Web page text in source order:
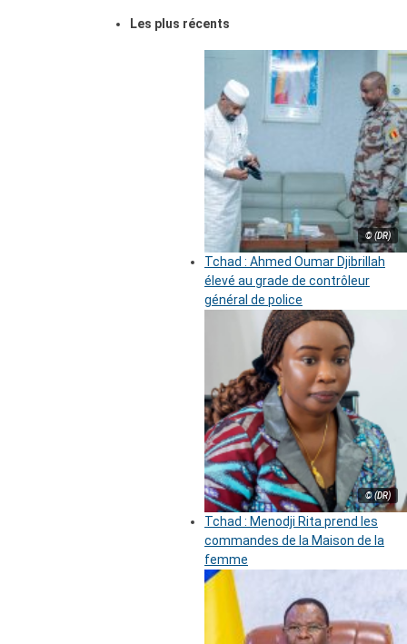
Les plus récents
© (DR)
Tchad : Ahmed Oumar Djibrillah
élevé au grade de contrôleur
général de police
© (DR)
Tchad : Menodji Rita prend les
commandes de la Maison de la
femme